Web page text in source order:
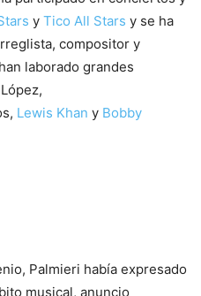
y Tico All Stars y se ha
compositor y
laborado grandes
López,
Lewis Khan y Bobby
Palmieri había expresado
musical, anuncio